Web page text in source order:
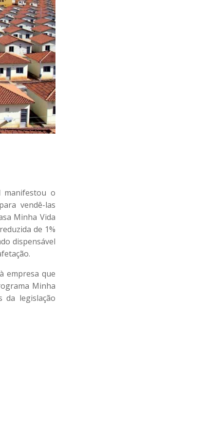
manifestou o
vendê-las
Minha Vida
de 1%
dispensável
empresa que
Minha
da legislação